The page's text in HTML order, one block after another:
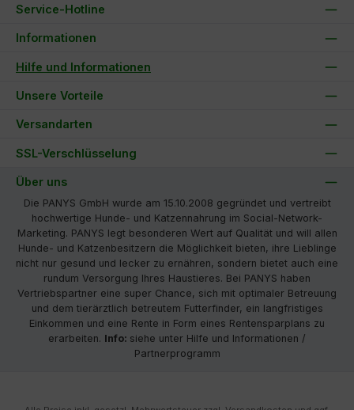
Service-Hotline
Informationen
Hilfe und Informationen
Unsere Vorteile
Versandarten
SSL-Verschlüsselung
Über uns
Die PANYS GmbH wurde am 15.10.2008 gegründet und vertreibt
hochwertige Hunde- und Katzennahrung im Social-Network-
Marketing. PANYS legt besonderen Wert auf Qualität und will allen
Hunde- und Katzenbesitzern die Möglichkeit bieten, ihre Lieblinge
nicht nur gesund und lecker zu ernähren, sondern bietet auch eine
rundum Versorgung Ihres Haustieres. Bei PANYS haben
Vertriebspartner eine super Chance, sich mit optimaler Betreuung
und dem tierärztlich betreutem Futterfinder, ein langfristiges
Einkommen und eine Rente in Form eines Rentensparplans zu
erarbeiten. Info: siehe unter Hilfe und Informationen /
Partnerprogramm